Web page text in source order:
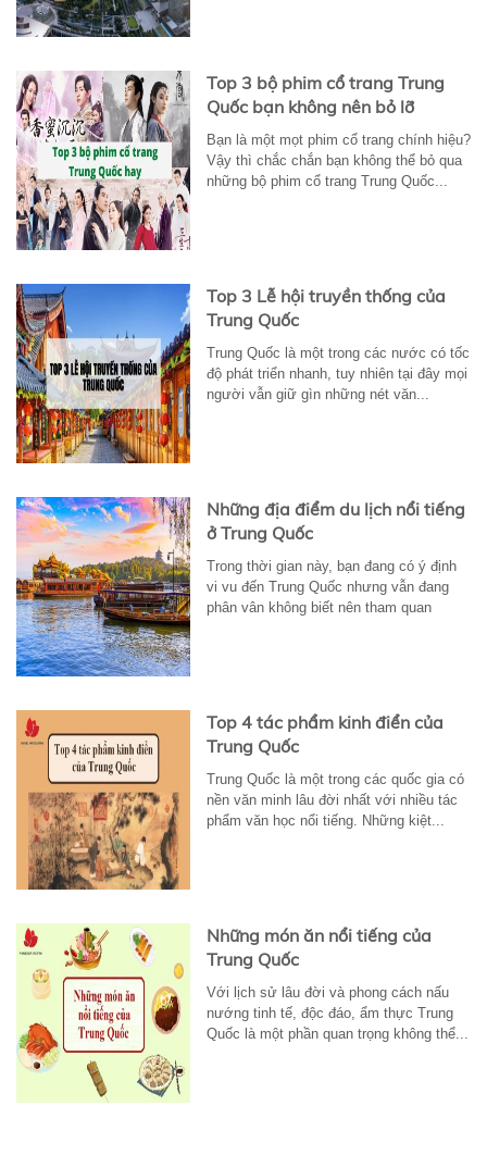
Top 3 bộ phim cổ trang Trung
Quốc bạn không nên bỏ lỡ
Bạn là một mọt phim cổ trang chính hiệu?
Vậy thì chắc chắn bạn không thể bỏ qua
những bộ phim cổ trang Trung Quốc...
Top 3 Lễ hội truyền thống của
Trung Quốc
Trung Quốc là một trong các nước có tốc
độ phát triển nhanh, tuy nhiên tại đây mọi
người vẫn giữ gìn những nét văn...
Những địa điểm du lịch nổi tiếng
ở Trung Quốc
Trong thời gian này, bạn đang có ý định
vi vu đến Trung Quốc nhưng vẫn đang
phân vân không biết nên tham quan
Top 4 tác phẩm kinh điển của
Trung Quốc
Trung Quốc là một trong các quốc gia có
nền văn minh lâu đời nhất với nhiều tác
phẩm văn học nổi tiếng. Những kiệt...
Những món ăn nổi tiếng của
Trung Quốc
Với lịch sử lâu đời và phong cách nấu
nướng tinh tế, độc đáo, ẩm thực Trung
Quốc là một phần quan trọng không thể...